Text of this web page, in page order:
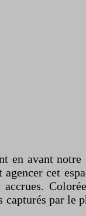
en avant
cet
capturés par